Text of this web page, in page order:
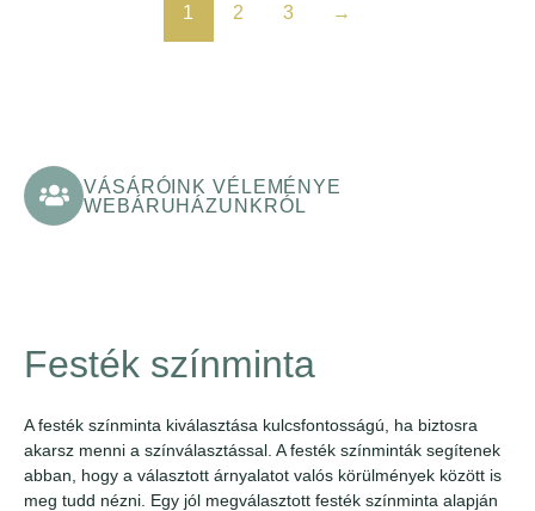
1 2 3 →
VÁSÁRÓINK VÉLEMÉNYE
WEBÁRUHÁZUNKRÓL
Festék színminta
A festék színminta kiválasztása kulcsfontosságú, ha biztosra
akarsz menni a színválasztással. A festék színminták segítenek
abban, hogy a választott árnyalatot valós körülmények között is
meg tudd nézni. Egy jól megválasztott festék színminta alapján